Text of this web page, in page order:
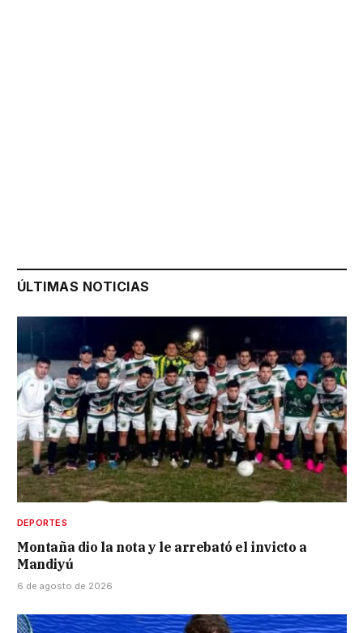
ÚLTIMAS NOTICIAS
DEPORTES
Montaña dio la nota y le arrebató el invicto a
Mandiyú
6 de agosto de 2026